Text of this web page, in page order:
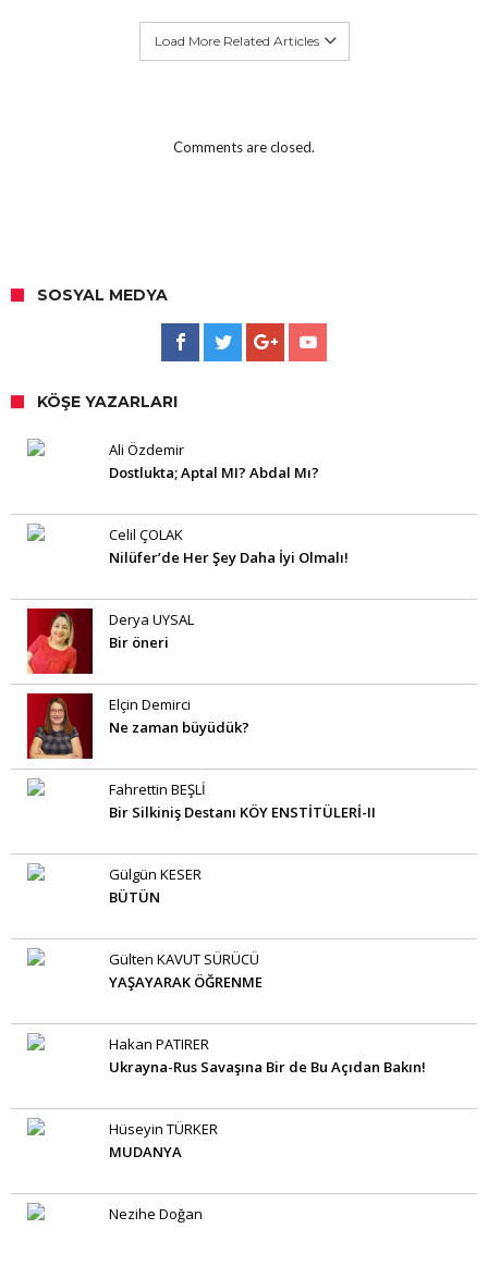
Load More Related Articles
Comments are closed.
SOSYAL MEDYA
KÖŞE YAZARLARI
Ali Özdemir
Dostlukta; Aptal MI? Abdal Mı?
Celil ÇOLAK
Nilüfer’de Her Şey Daha İyi Olmalı!
Derya UYSAL
Bir öneri
Elçin Demirci
Ne zaman büyüdük?
Fahrettin BEŞLİ
Bir Silkiniş Destanı KÖY ENSTİTÜLERİ-II
Gülgün KESER
BÜTÜN
Gülten KAVUT SÜRÜCÜ
YAŞAYARAK ÖĞRENME
Hakan PATIRER
Ukrayna-Rus Savaşına Bir de Bu Açıdan Bakın!
Hüseyin TÜRKER
MUDANYA
Nezihe Doğan